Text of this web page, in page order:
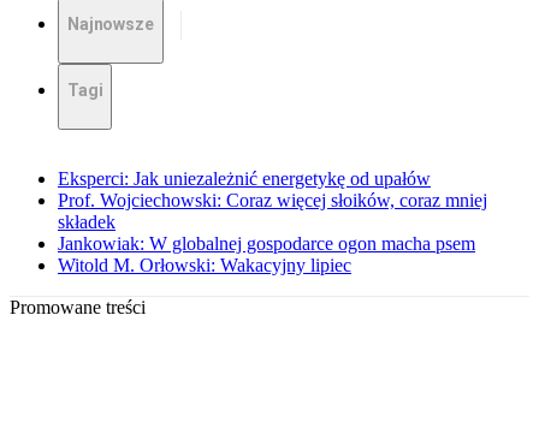
Najnowsze
Tagi
Eksperci: Jak uniezależnić energetykę od upałów
Prof. Wojciechowski: Coraz więcej słoików, coraz mniej
składek
Jankowiak: W globalnej gospodarce ogon macha psem
Witold M. Orłowski: Wakacyjny lipiec
Promowane treści